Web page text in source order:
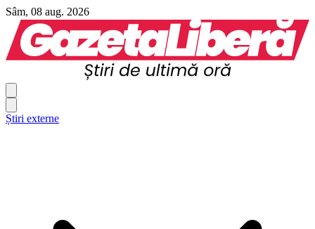
Sâm, 08 aug. 2026
Știri externe